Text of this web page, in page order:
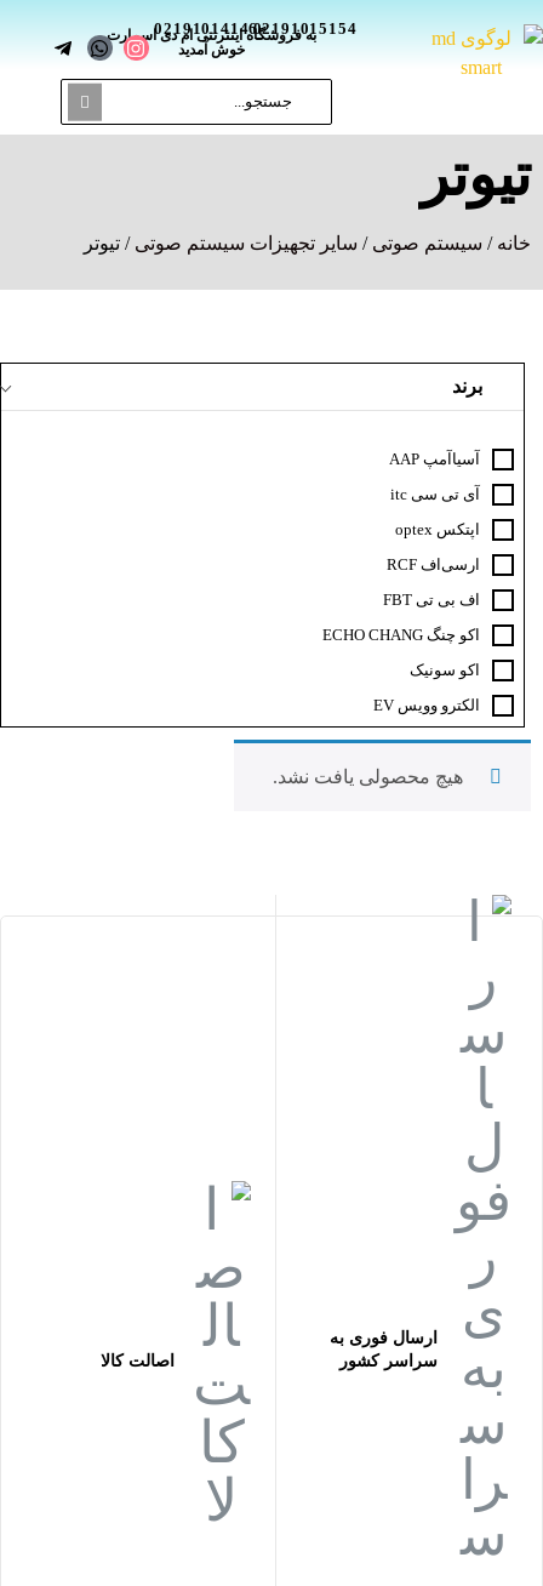
به فروشگاه اینترنتی ام دی اسمارت
خوش آمدید
02191014146_
02191015154
تیوتر
خانه/سیستم صوتی /سایر تجهیزات سیستم صوتی / تیوتر
برند
آسیاآمپ AAP
آی تی سی itc
اپتکس optex
ار‌سی‌اف RCF
اف‌ بی‌ تی FBT
اکو چنگ ECHO CHANG
اکو سونیک
الکترو وویس EV
ام دی MD
ای سی ام ACM
بیسکو BISCO
تابا TABA
جی ام کا GMK
چیرمن CHAIRMAN
دایناپرو DYNAPRO
دایناکورد DYNACORD
دی بی DB
روژان ROJAN
زوم ZOOM
سامی SAMMI
سکام SECOM
شور SHURE
هیچ محصولی یافت نشد.
ارسال فوری به
سراسر کشور
اصالت کالا